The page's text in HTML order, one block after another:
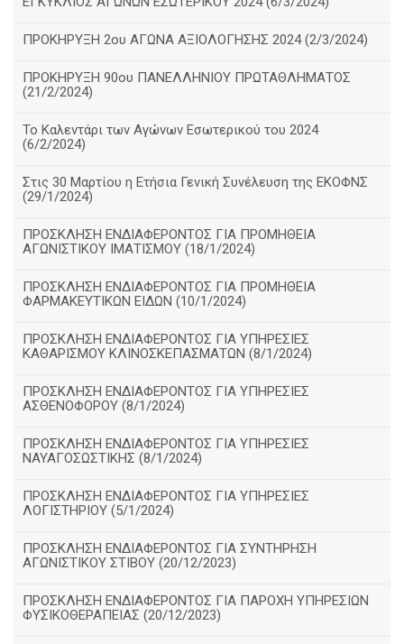
ΠΡΟΚΗΡΥΞΗ 2ου ΑΓΩΝΑ ΑΞΙΟΛΟΓΗΣΗΣ 2024 (2/3/2024)
ΠΡΟΚΗΡΥΞΗ 90ου ΠΑΝΕΛΛΗΝΙΟΥ ΠΡΩΤΑΘΛΗΜΑΤΟΣ
(21/2/2024)
Το Καλεντάρι των Αγώνων Εσωτερικού του 2024
(6/2/2024)
Στις 30 Μαρτίου η Ετήσια Γενική Συνέλευση της ΕΚΟΦΝΣ
(29/1/2024)
ΠΡΟΣΚΛΗΣΗ ΕΝΔΙΑΦΕΡΟΝΤΟΣ ΓΙΑ ΠΡΟΜΗΘΕΙΑ
ΑΓΩΝΙΣΤΙΚΟΥ ΙΜΑΤΙΣΜΟΥ (18/1/2024)
ΠΡΟΣΚΛΗΣΗ ΕΝΔΙΑΦΕΡΟΝΤΟΣ ΓΙΑ ΠΡΟΜΗΘΕΙΑ
ΦΑΡΜΑΚΕΥΤΙΚΩΝ ΕΙΔΩΝ (10/1/2024)
ΠΡΟΣΚΛΗΣΗ ΕΝΔΙΑΦΕΡΟΝΤΟΣ ΓΙΑ ΥΠΗΡΕΣΙΕΣ
ΚΑΘΑΡΙΣΜΟΥ ΚΛΙΝΟΣΚΕΠΑΣΜΑΤΩΝ (8/1/2024)
ΠΡΟΣΚΛΗΣΗ ΕΝΔΙΑΦΕΡΟΝΤΟΣ ΓΙΑ ΥΠΗΡΕΣΙΕΣ
ΑΣΘΕΝΟΦΟΡΟΥ (8/1/2024)
ΠΡΟΣΚΛΗΣΗ ΕΝΔΙΑΦΕΡΟΝΤΟΣ ΓΙΑ ΥΠΗΡΕΣΙΕΣ
ΝΑΥΑΓΟΣΩΣΤΙΚΗΣ (8/1/2024)
ΠΡΟΣΚΛΗΣΗ ΕΝΔΙΑΦΕΡΟΝΤΟΣ ΓΙΑ ΥΠΗΡΕΣΙΕΣ
ΛΟΓΙΣΤΗΡΙΟΥ (5/1/2024)
ΠΡΟΣΚΛΗΣΗ ΕΝΔΙΑΦΕΡΟΝΤΟΣ ΓΙΑ ΣΥΝΤΗΡΗΣΗ
ΑΓΩΝΙΣΤΙΚΟΥ ΣΤΙΒΟΥ (20/12/2023)
ΠΡΟΣΚΛΗΣΗ ΕΝΔΙΑΦΕΡΟΝΤΟΣ ΓΙΑ ΠΑΡΟΧΗ ΥΠΗΡΕΣΙΩΝ
ΦΥΣΙΚΟΘΕΡΑΠΕΙΑΣ (20/12/2023)